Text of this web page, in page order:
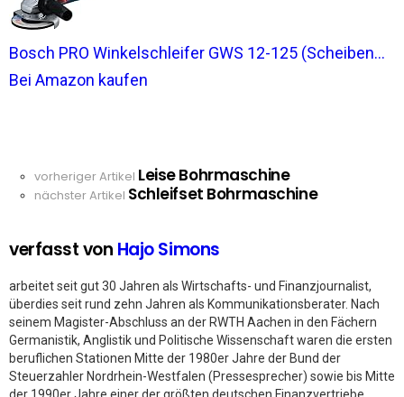
Bosch PRO Winkelschleifer GWS 12-125 (Scheiben...
Bei Amazon kaufen
See
more
vorheriger Artikel Leise Bohrmaschine
nächster Artikel Schleifset Bohrmaschine
verfasst von Hajo Simons
arbeitet seit gut 30 Jahren als Wirtschafts- und Finanzjournalist,
überdies seit rund zehn Jahren als Kommunikationsberater. Nach
seinem Magister-Abschluss an der RWTH Aachen in den Fächern
Germanistik, Anglistik und Politische Wissenschaft waren die ersten
beruflichen Stationen Mitte der 1980er Jahre der Bund der
Steuerzahler Nordrhein-Westfalen (Pressesprecher) sowie bis Mitte